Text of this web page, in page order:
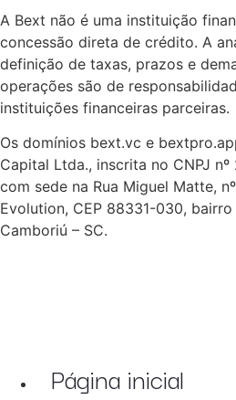
A Bext não é uma instituição
concessão direta de crédito. A
definição de taxas, prazos e
operações são de
instituições financeiras parceiras.
Os domínios bext.vc e
Capital Ltda., inscrita no CNPJ
com sede na Rua Miguel Matte,
Evolution, CEP 88331-030,
Camboriú – SC.
Página inicial